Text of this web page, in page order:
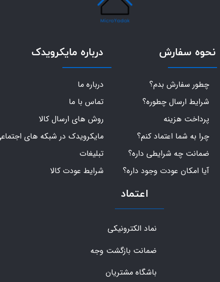
نحوه سفارش
چطور سفارش بدم؟
شرایط ارسال چطوره؟
پرداخت هزینه
چرا به شما اعتماد کنم؟
ضمانت چه شرایطی داره؟
آیا امکان عودت وجود داره؟
اعتماد
نماد الکترونیکی
ضمانت بازگشت وجه
باشگاه مشتریان
درباره مایکرویدک
درباره ما
تماس با ما
روش های ارسال کالا
مایکرویدک در شبکه های
تبلیغات
شرایط عودت کالا